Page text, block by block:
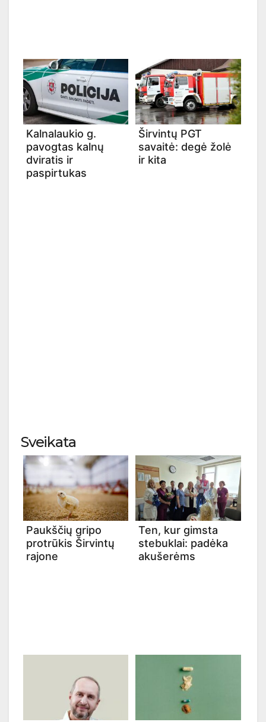
Kalnalaukio g.
pavogtas kalnų
dviratis ir
paspirtukas
Širvintų PGT
savaitė: degė žolė
ir kita
Sveikata
Paukščių gripo
protrūkis Širvintų
rajone
Ten, kur gimsta
stebuklai: padėka
akušerėms